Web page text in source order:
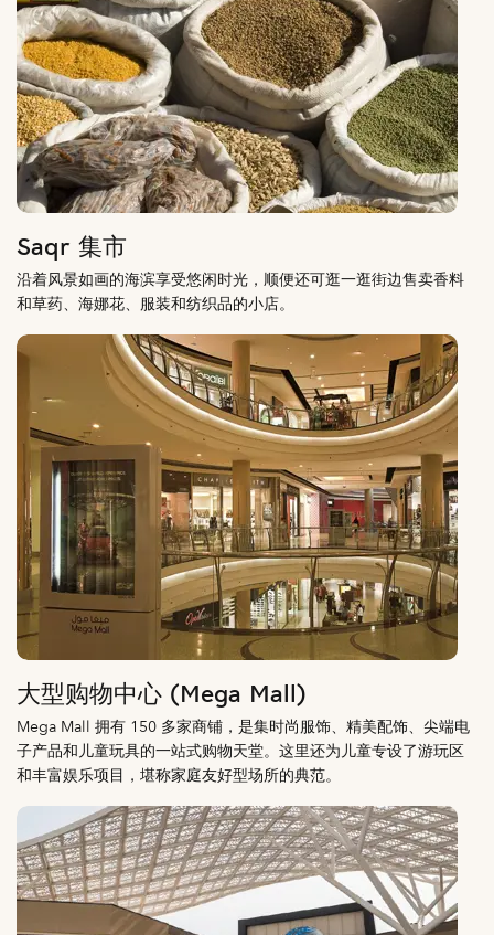
Saqr 集市
沿着风景如画的海滨享受悠闲时光，顺便还可逛一逛街边售卖香料
和草药、海娜花、服装和纺织品的小店。
大型购物中心 (Mega Mall)
Mega Mall 拥有 150 多家商铺，是集时尚服饰、精美配饰、尖端电
子产品和儿童玩具的一站式购物天堂。这里还为儿童专设了游玩区
和丰富娱乐项目，堪称家庭友好型场所的典范。